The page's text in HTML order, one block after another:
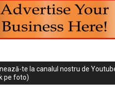
te la canalul nostru de
pe foto)